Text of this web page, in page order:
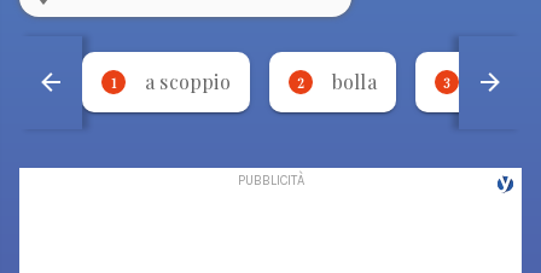
1 a scoppio 2 bolla 3 udda